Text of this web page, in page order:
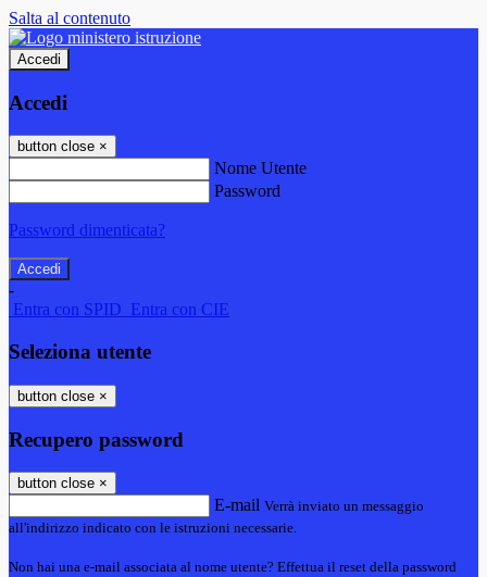
Salta al contenuto
Accedi
Accedi
button close ×
Nome Utente
Password
Password dimenticata?
-
Entra con SPID Entra con CIE
Seleziona utente
button close ×
Recupero password
button close ×
E-mail Verrà inviato un messaggio
all'indirizzo indicato con le istruzioni necessarie.
Non hai una e-mail associata al nome utente? Effettua il reset della password